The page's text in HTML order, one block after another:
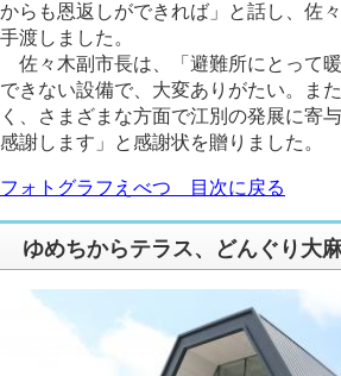
からも恩返しができれば」と話し、佐
手渡しました。
佐々木副市長は、「避難所にとって
できない設備で、大変ありがたい。ま
く、さまざまな方面で江別の発展に寄
感謝します」と感謝状を贈りました。
フォトグラフえべつ 目次に戻る
ゆめちからテラス、どんぐり大